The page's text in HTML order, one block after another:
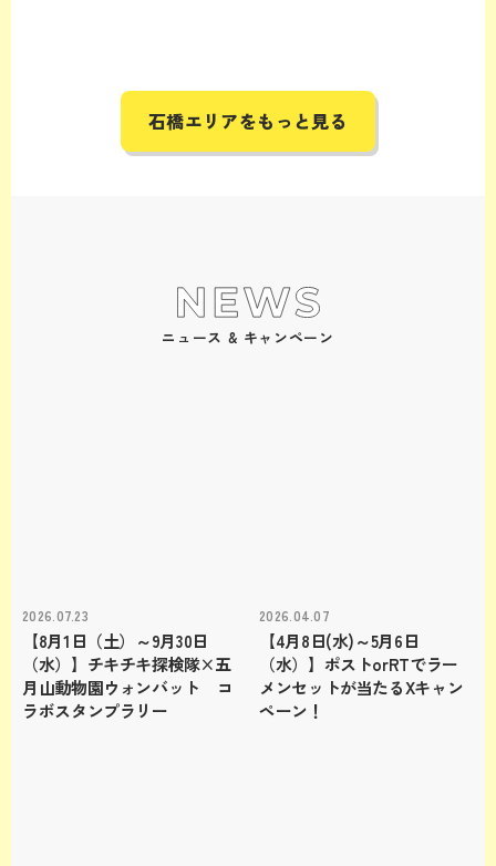
石橋エリアをもっと見る
ニュース & キャンペーン
2026.07.23
【8月1日（土）～9月30日
（水）】チキチキ探検隊×五
月山動物園ウォンバット コ
ラボスタンプラリー
2026.04.07
【4月8日(水)～5月6日
（水）】ポストorRTでラー
メンセットが当たるXキャン
ペーン！